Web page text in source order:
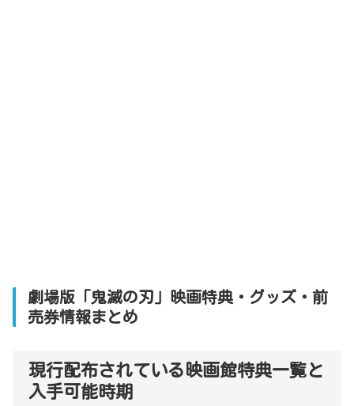
劇場版「鬼滅の刃」映画特典・グッズ・前
売券情報まとめ
現行配布されている映画館特典一覧と
入手可能時期